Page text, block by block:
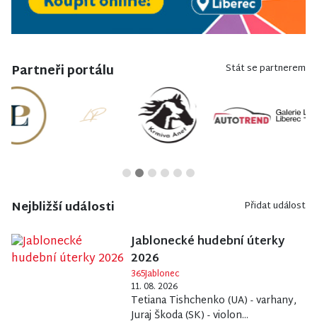
Partneři portálu Stát se partnerem
Nejbližší události Přidat událost
Jablonecké hudební úterky
2026
365Jablonec
11. 08. 2026
Tetiana Tishchenko (UA) - varhany,
Juraj Škoda (SK) - violon...